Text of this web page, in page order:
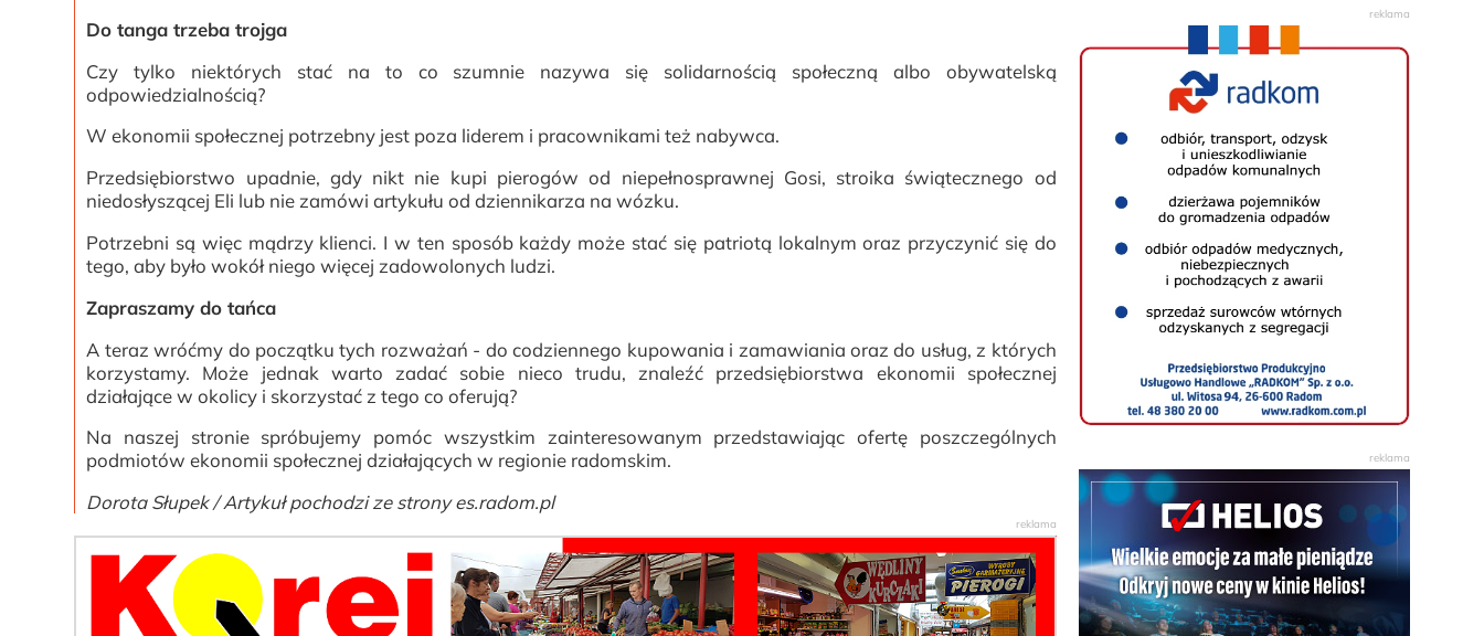
Do tanga trzeba trojga
Czy tylko niektórych stać na to co szumnie nazywa się solidarnością społeczną albo obywatelską
odpowiedzialnością?
W ekonomii społecznej potrzebny jest poza liderem i pracownikami też nabywca.
Przedsiębiorstwo upadnie, gdy nikt nie kupi pierogów od niepełnosprawnej Gosi, stroika świątecznego od
niedosłyszącej Eli lub nie zamówi artykułu od dziennikarza na wózku.
Potrzebni są więc mądrzy klienci. I w ten sposób każdy może stać się patriotą lokalnym oraz przyczynić się do
tego, aby było wokół niego więcej zadowolonych ludzi.
Zapraszamy do tańca
A teraz wróćmy do początku tych rozważań - do codziennego kupowania i zamawiania oraz do usług, z których
korzystamy. Może jednak warto zadać sobie nieco trudu, znaleźć przedsiębiorstwa ekonomii społecznej
działające w okolicy i skorzystać z tego co oferują?
Na naszej stronie spróbujemy pomóc wszystkim zainteresowanym przedstawiając ofertę poszczególnych
podmiotów ekonomii społecznej działających w regionie radomskim.
Dorota Słupek / Artykuł pochodzi ze strony es.radom.pl